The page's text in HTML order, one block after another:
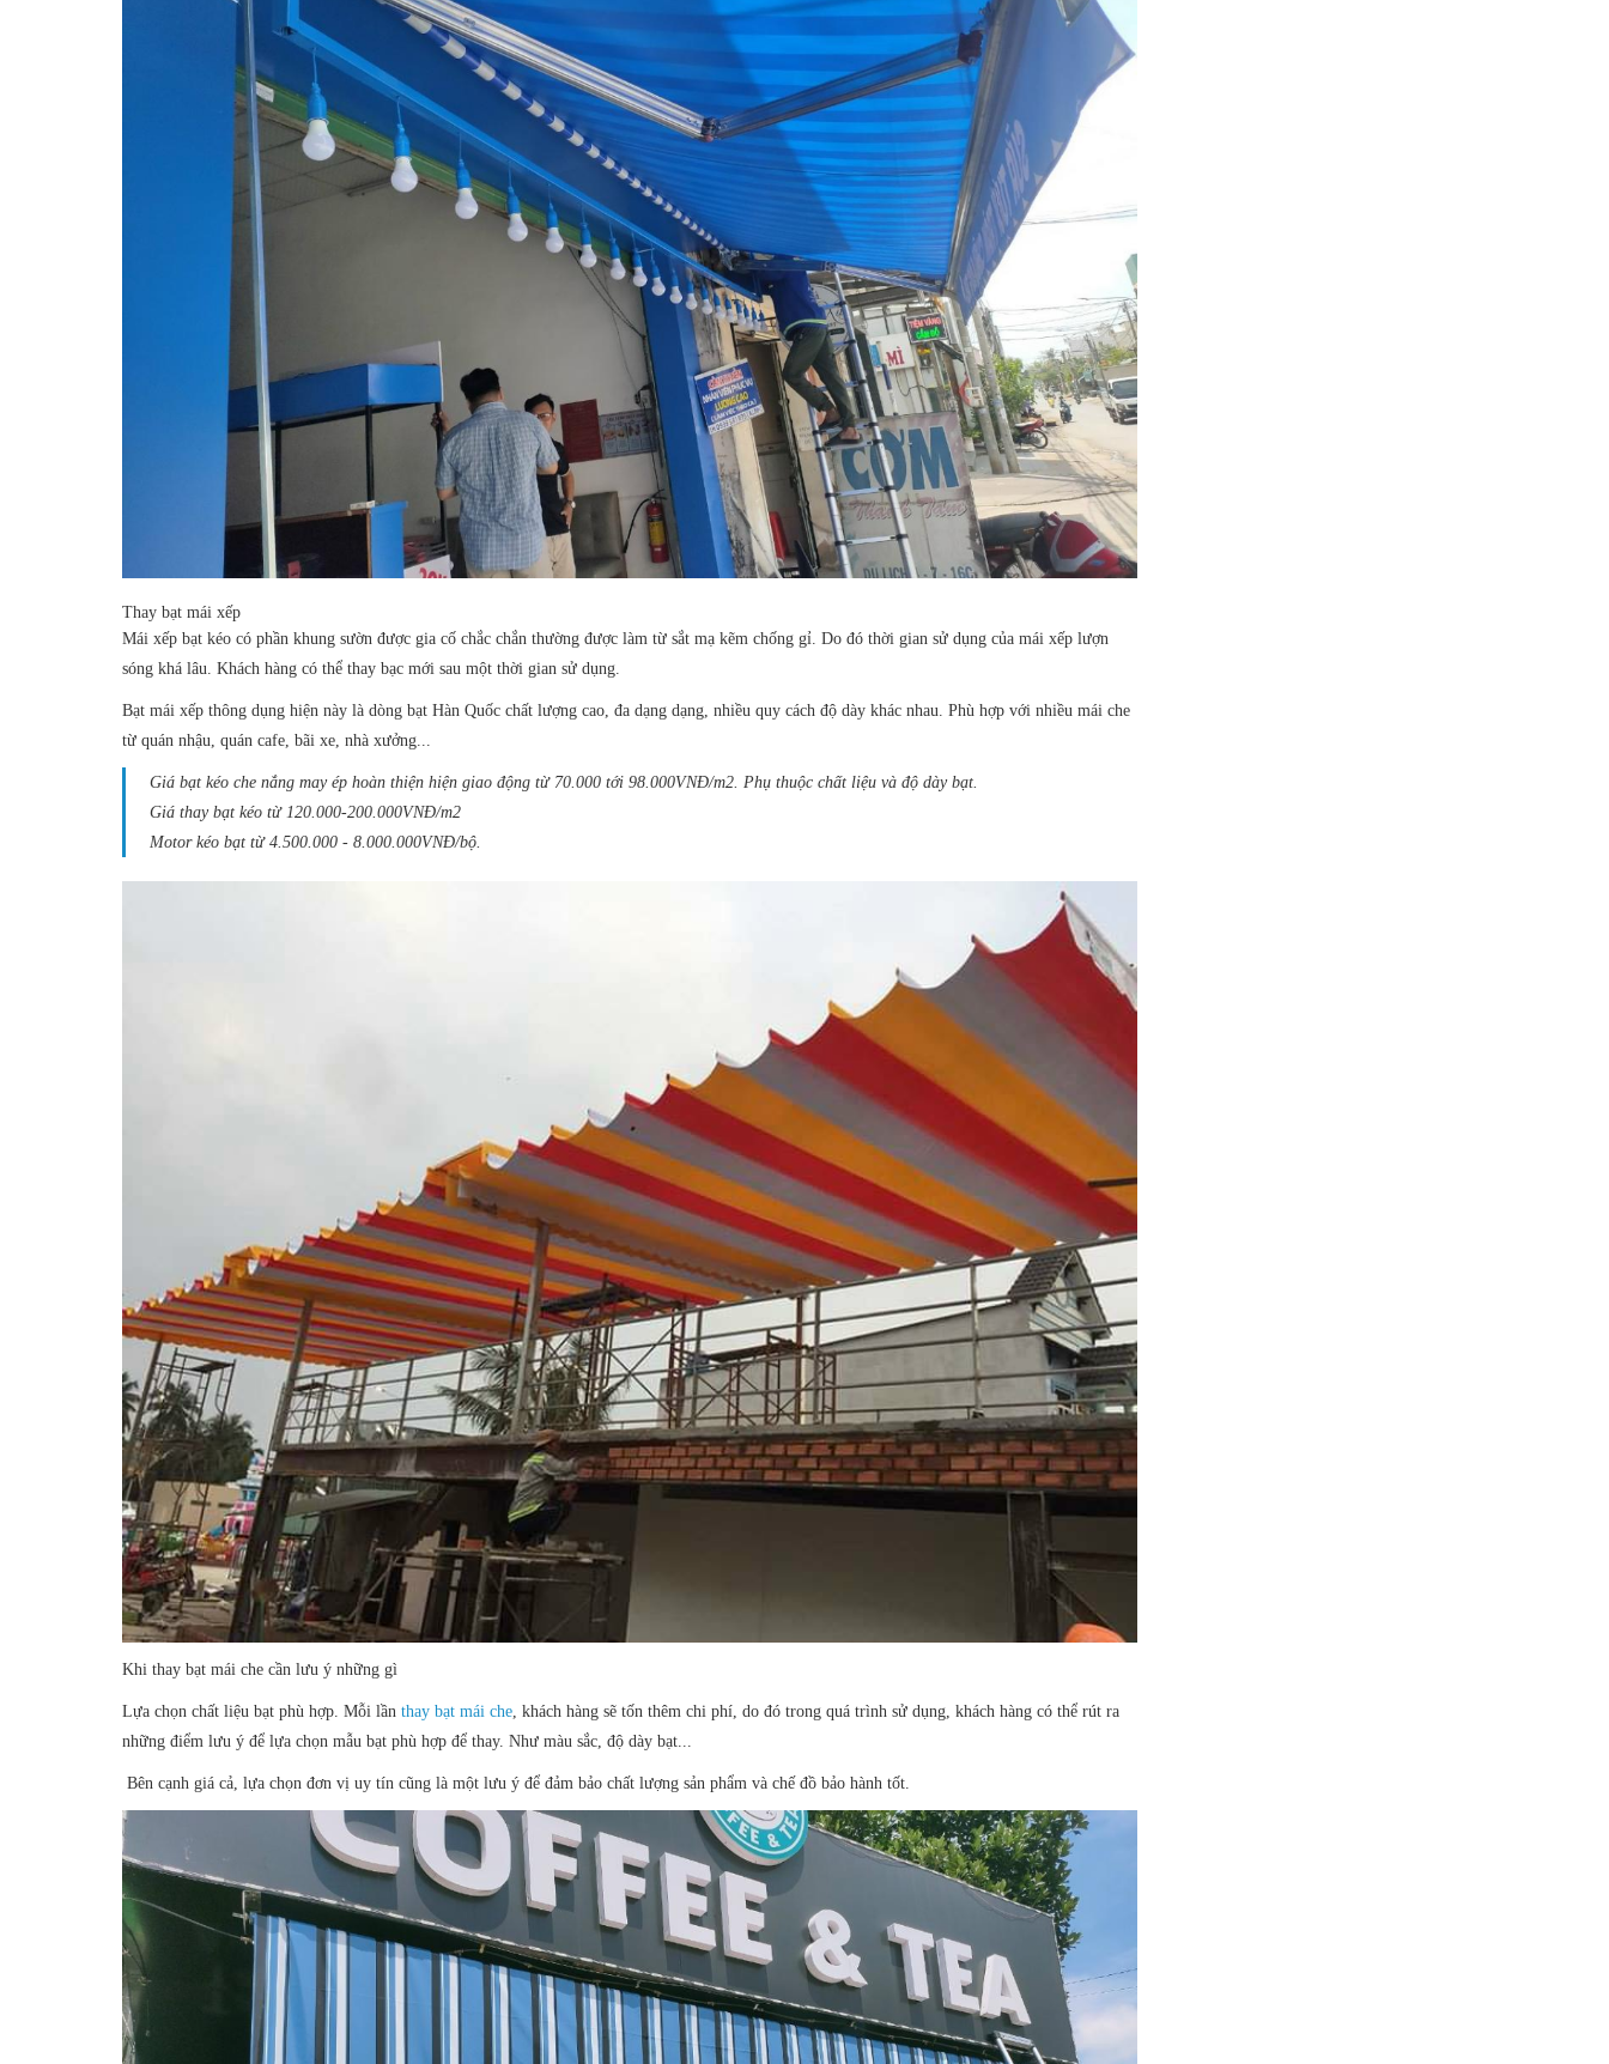
Thay bạt mái xếp
Mái xếp bạt kéo có phần khung sườn được gia cố chắc chắn thường được làm từ sắt mạ kẽm chống gỉ. Do đó thời gian sử dụng của mái xếp lượn
sóng khá lâu. Khách hàng có thể thay bạc mới sau một thời gian sử dụng.
Bạt mái xếp thông dụng hiện này là dòng bạt Hàn Quốc chất lượng cao, đa dạng dạng, nhiều quy cách độ dày khác nhau. Phù hợp với nhiều mái che
từ quán nhậu, quán cafe, bãi xe, nhà xưởng...
Giá bạt kéo che nắng may ép hoàn thiện hiện giao động từ 70.000 tới 98.000VNĐ/m2. Phụ thuộc chất liệu và độ dày bạt.
Giá thay bạt kéo từ 120.000-200.000VNĐ/m2
Motor kéo bạt từ 4.500.000 - 8.000.000VNĐ/bộ.
Khi thay bạt mái che cần lưu ý những gì
Lựa chọn chất liệu bạt phù hợp. Mỗi lần thay bạt mái che, khách hàng sẽ tốn thêm chi phí, do đó trong quá trình sử dụng, khách hàng có thể rút ra
những điểm lưu ý để lựa chọn mẫu bạt phù hợp để thay. Như màu sắc, độ dày bạt...
Bên cạnh giá cả, lựa chọn đơn vị uy tín cũng là một lưu ý để đảm bảo chất lượng sản phẩm và chế đồ bảo hành tốt.